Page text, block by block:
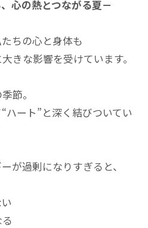
心の熱とつながる夏－
ちの心と身体も
きな影響を受けています。
節。
ハート”と深く結びついてい
が過剰になりすぎると、